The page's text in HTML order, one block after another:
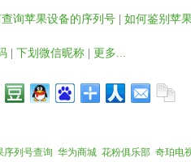
询苹果设备的序列号 如何鉴别苹
下划微信昵称 更多...
序列号查询 华为商城 花粉俱乐部 奇珀电